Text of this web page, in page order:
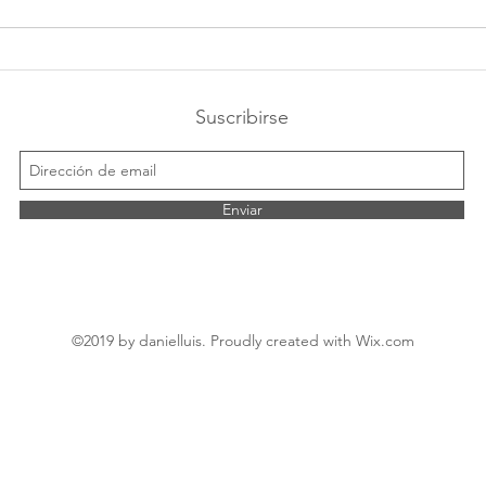
cumpleaños?Suscribirse
Enviar
©2019 by danielluis. Proudly created with Wix.com